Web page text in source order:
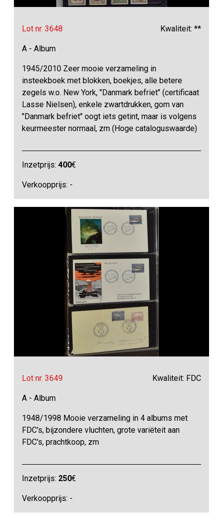
Lot nr. 3648 Kwaliteit: **
A - Album
1945/2010 Zeer mooie verzameling in
insteekboek met blokken, boekjes, alle betere
zegels w.o. New York, "Danmark befriet" (certificaat
Lasse Nielsen), enkele zwartdrukken, gom van
"Danmark befriet" oogt iets getint, maar is volgens
keurmeester normaal, zm (Hoge cataloguswaarde)
Inzetprijs:400€
Verkoopprijs: -
Lot nr. 3649 Kwaliteit: FDC
A - Album
1948/1998 Mooie verzameling in 4 albums met
FDC's, bijzondere vluchten, grote variëteit aan
FDC's, prachtkoop, zm
Inzetprijs: 250€
Verkoopprijs: -